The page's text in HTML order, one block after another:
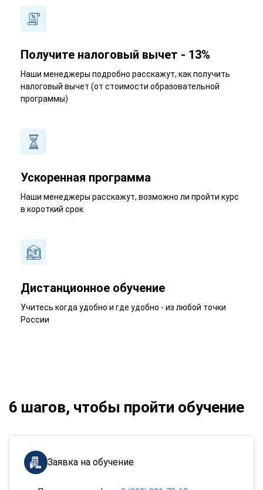
Получите налоговый вычет - 13%
Наши менеджеры подробно расскажут, как получить
налоговый вычет (от стоимости образовательной
программы)
Ускоренная программа
Наши менеджеры расскажут, возможно ли пройти курс
в короткий срок
Дистанционное обучение
Учитесь когда удобно и где удобно - из любой точки
России
6 шагов, чтобы пройти обучение
Заявка на обучение